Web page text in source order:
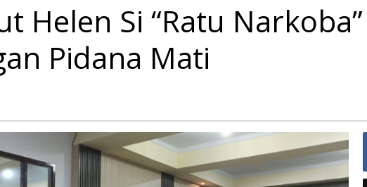
Helen Si “Ratu Narkoba”
Pidana Mati